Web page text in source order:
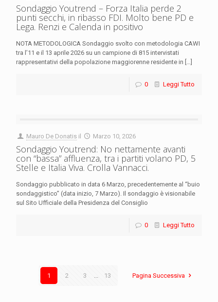
Sondaggio Youtrend – Forza Italia perde 2
punti secchi, in ribasso FDI. Molto bene PD e
Lega. Renzi e Calenda in positivo
NOTA METODOLOGICA Sondaggio svolto con metodologia CAWI
tra l’11 e il 13 aprile 2026 su un campione di 815 intervistati
rappresentativi della popolazione maggiorenne residente in […]
0 Leggi Tutto
Mauro De Donatis il Marzo 10, 2026
Sondaggio Youtrend: No nettamente avanti
con “bassa” affluenza, tra i partiti volano PD, 5
Stelle e Italia Viva. Crolla Vannacci.
Sondaggio pubblicato in data 6 Marzo, precedentemente al “buio
sondaggistico” (data inizio, 7 Marzo). Il sondaggio è visionabile
sul Sito Ufficiale della Presidenza del Consiglio
0 Leggi Tutto
1 2 3 ... 13 Pagina Successiva